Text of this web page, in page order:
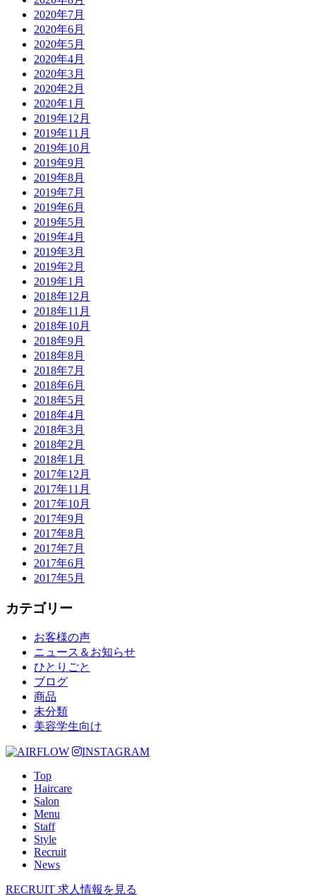
2020年7月
2020年6月
2020年5月
2020年4月
2020年3月
2020年2月
2020年1月
2019年12月
2019年11月
2019年10月
2019年9月
2019年8月
2019年7月
2019年6月
2019年5月
2019年4月
2019年3月
2019年2月
2019年1月
2018年12月
2018年11月
2018年10月
2018年9月
2018年8月
2018年7月
2018年6月
2018年5月
2018年4月
2018年3月
2018年2月
2018年1月
2017年12月
2017年11月
2017年10月
2017年9月
2017年8月
2017年7月
2017年6月
2017年5月
カテゴリー
お客様の声
ニュース＆お知らせ
ひとりごと
ブログ
商品
未分類
美容学生向け
INSTAGRAM
Top
Haircare
Salon
Menu
Staff
Style
Recruit
News
RECRUIT 求人情報を見る